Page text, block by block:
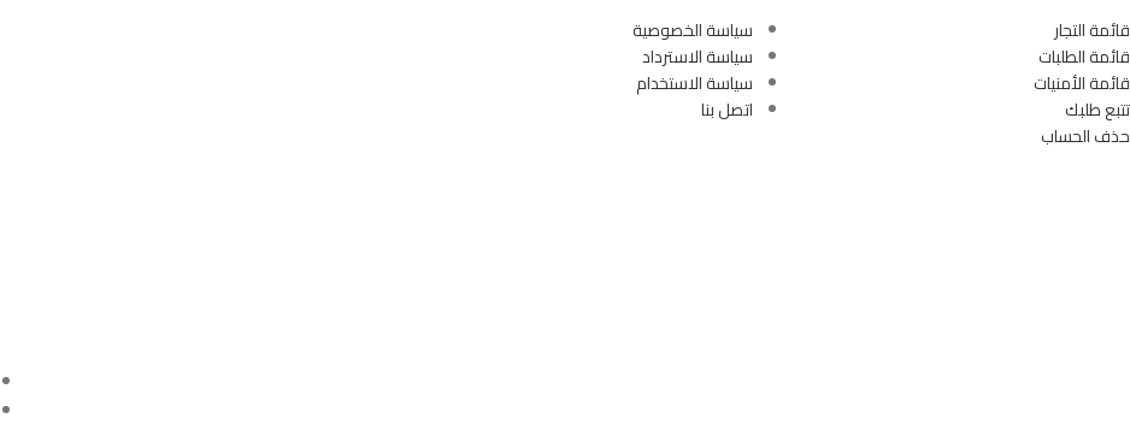
قائمة التجار
قائمة الطلبات
قائمة الأمنيات
تتبع طلبك
حذف الحساب
سياسة الخصوصية
سياسة الاسترداد
سياسة الاستخدام
اتصل بنا